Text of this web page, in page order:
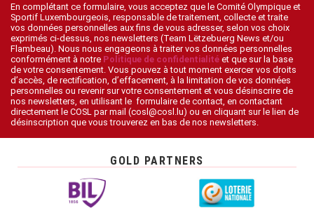
En complétant ce formulaire, vous acceptez que le Comité Olympique et
Sportif Luxembourgeois, responsable de traitement, collecte et traite
vos données personnelles aux fins de vous adresser, selon vos choix
exprimés ci-dessus, nos newsletters (Team Lëtzebuerg News et/ou
Flambeau). Nous nous engageons à traiter vos données personnelles
conformément à notre Politique de confidentialité et que sur la base
de votre consentement. Vous pouvez à tout moment exercer vos droits
d’accès, de rectification, d’effacement, à la limitation de vos données
personnelles ou revenir sur votre consentement et vous désinscrire de
nos newsletters, en utilisant le formulaire de contact, en contactant
directement le COSL par mail (cosl@cosl.lu) ou en cliquant sur le lien de
désinscription que vous trouverez en bas de nos newsletters.
GOLD PARTNERS